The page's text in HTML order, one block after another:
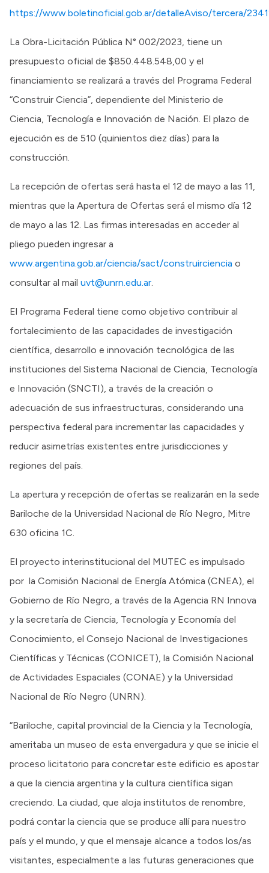
https://www.boletinoficial.gob.ar/detalleAviso/tercera/
La Obra-Licitación Pública N° 002/2023, tiene un
presupuesto oficial de $850.448.548,00 y el
financiamiento se realizará a través del Programa Federal
“Construir Ciencia”, dependiente del Ministerio de
Ciencia, Tecnología e Innovación de Nación. El plazo de
ejecución es de 510 (quinientos diez días) para la
construcción.
La recepción de ofertas será hasta el 12 de mayo a las 11,
mientras que la Apertura de Ofertas será el mismo día 12
de mayo a las 12. Las firmas interesadas en acceder al
pliego pueden ingresar a
www.argentina.gob.ar/ciencia/sact/construirciencia o
consultar al mail uvt@unrn.edu.ar
El Programa Federal tiene como objetivo contribuir al
fortalecimiento de las capacidades de investigación
científica, desarrollo e innovación tecnológica de las
instituciones del Sistema Nacional de Ciencia, Tecnología
e Innovación (SNCTI), a través de la creación o
adecuación de sus infraestructuras, considerando una
perspectiva federal para incrementar las capacidades y
reducir asimetrías existentes entre jurisdicciones y
regiones del país.
La apertura y recepción de ofertas se realizarán en la sede
Bariloche de la Universidad Nacional de Río Negro, Mitre
630 oficina 1C.
El proyecto interinstitucional del MUTEC es impulsado
por la Comisión Nacional de Energía Atómica (CNEA), el
Gobierno de Río Negro, a través de la Agencia RN Innova
y la secretaría de Ciencia, Tecnología y Economía del
Conocimiento, el Consejo Nacional de Investigaciones
Científicas y Técnicas (CONICET), la Comisión Nacional
de Actividades Espaciales (CONAE) y la Universidad
Nacional de Río Negro (UNRN).
“Bariloche, capital provincial de la Ciencia y la Tecnología,
ameritaba un museo de esta envergadura y que se inicie el
proceso licitatorio para concretar este edificio es apostar
a que la ciencia argentina y la cultura científica sigan
creciendo. La ciudad, que aloja institutos de renombre,
podrá contar la ciencia que se produce allí para nuestro
país y el mundo, y que el mensaje alcance a todos los/as
visitantes, especialmente a las futuras generaciones que